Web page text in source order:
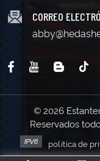
CORREO
© 2026
Reservados
política de